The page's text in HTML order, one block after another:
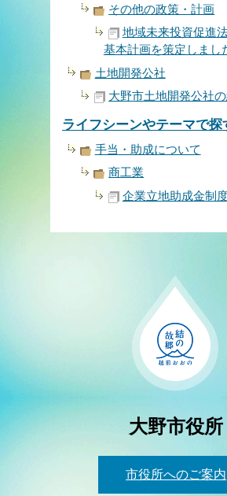
その他の政策・計画
地域未来投資促進
基本計画を策定しまし
土地開発公社
大野市土地開発公社
ライフシーンやテーマで探
手当・助成について
商工業
企業立地助成金制
大野市役所
市役所へのご案内